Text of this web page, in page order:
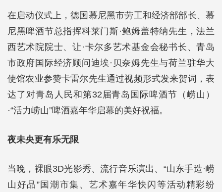
在启动仪式上，德国慕尼黑市劳工和经济部部长、慕
尼黑啤酒节总指挥科莱门斯·鲍姆盖特纳先生，法兰
西艺术院院士、让·卡尔多艺术基金会秘书长、青岛
市政府国际经济顾问迪埃·贝奈姆先生与荷兰驻华大
使馆农业参赞卡雷尔先生通过视频形式发来贺词，表
达了对青岛人民和第32届青岛国际啤酒节（崂山）
·“活力崂山”啤酒嘉年华启幕的美好祝福。
夜未央更有乐无限
当晚，裸眼3D光影秀、流行音乐演出、“山东手造·崂
山好品”国潮市集、艺术嘉年华快闪等活动精彩纷